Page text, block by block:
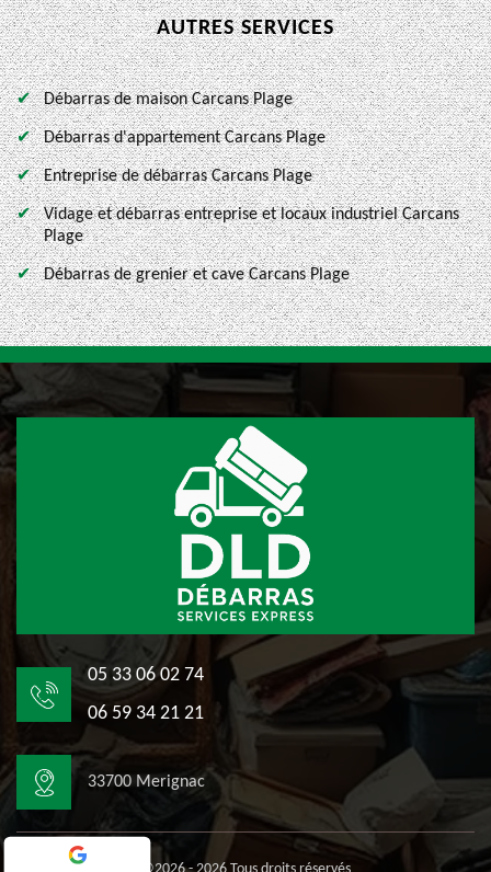
AUTRES SERVICES
Débarras de maison Carcans Plage
Débarras d'appartement Carcans Plage
Entreprise de débarras Carcans Plage
Vidage et débarras entreprise et locaux industriel Carcans
Plage
Débarras de grenier et cave Carcans Plage
05 33 06 02 74
06 59 34 21 21
33700 Merignac